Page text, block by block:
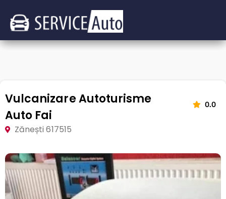
Vulcanizare Autoturisme
Auto Fai
0.0
Zănești 617515